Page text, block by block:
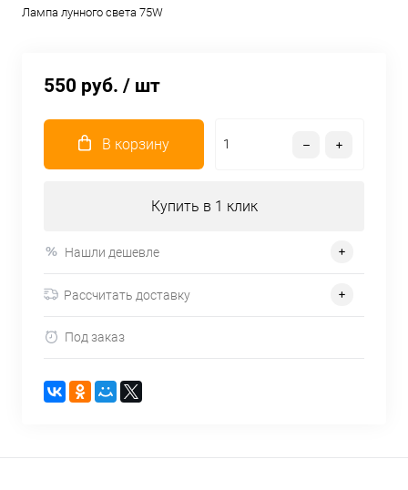
Лампа лунного света 75W
550 руб. / шт
В корзину
Купить в 1 клик
Нашли дешевле
Рассчитать доставку
Под заказ